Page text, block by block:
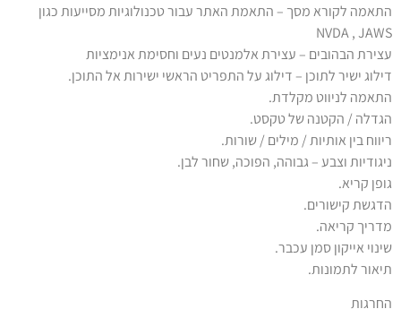
התאמה לקורא מסך – התאמת האתר עבור טכנולוגיות מסייעות כגון
NVDA , JAWS
עצירת הבהובים – עצירת אלמנטים נעים וחסימת אנימציות
דילוג ישיר לתוכן – דילוג על התפריט הראשי ישירות אל התוכן.
התאמה לניווט מקלדת.
הגדלה / הקטנה של טקסט.
ריווח בין אותיות / מילים / שורות.
ניגודיות וצבע – גבוהה, הפוכה, שחור לבן.
גופן קריא.
הדגשת קישורים.
מדריך קריאה.
שינוי אייקון סמן עכבר.
תיאור לתמונות.
החרגות